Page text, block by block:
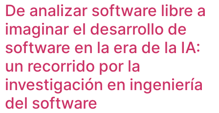
De analizar software libre a
imaginar el desarrollo de
software en la era de la IA:
un recorrido por la
investigación en ingeniería
del software